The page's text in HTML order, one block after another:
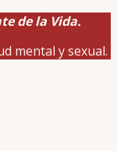
de la Vida.
mental y sexual.